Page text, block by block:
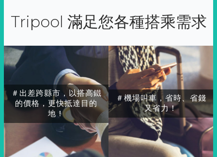
Tripool 滿足您各種搭乘需求
＃出差跨縣市，以搭高鐵
的價格，更快抵達目的
地！
＃機場叫車，省時、省錢
又省力！